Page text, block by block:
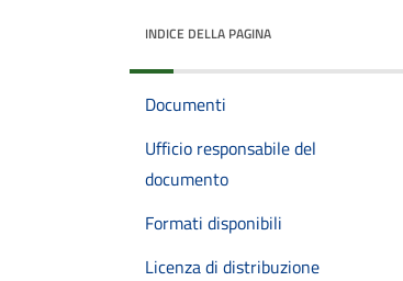
INDICE DELLA PAGINA
Documenti
Ufficio responsabile del
documento
Formati disponibili
Licenza di distribuzione